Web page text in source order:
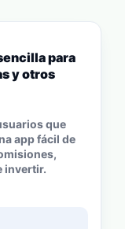
para
y otros
que
app fácil de
invertir.